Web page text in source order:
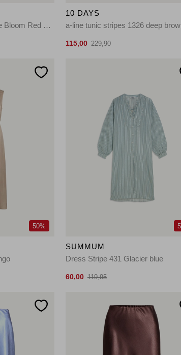
DRESS - Crinkle Bubble Bloom Red 400 red
10 DAYS
a-line tunic stripes 1326 deep
115,00 229,90
50%
SUMMUM
Dress Stripe 431 Glacier blue
60,00 119,95